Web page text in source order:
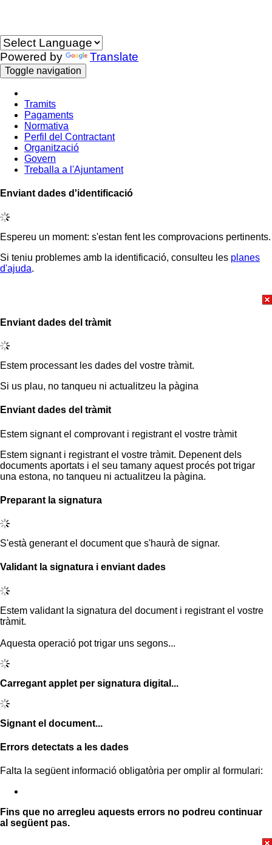
Powered by Translate
Toggle navigation
Tramits
Pagaments
Normativa
Perfil del Contractant
Organització
Govern
Treballa a l'Ajuntament
Enviant dades d'identificació
Espereu un moment: s'estan fent les comprovacions pertinents.
Si teniu problemes amb la identificació, consulteu les planes
d'ajuda.
Enviant dades del tràmit
Estem processant les dades del vostre tràmit.
Si us plau, no tanqueu ni actualitzeu la pàgina
Enviant dades del tràmit
Estem signant el comprovant i registrant el vostre tràmit
Estem signant i registrant el vostre tràmit. Depenent dels
documents aportats i el seu tamany aquest procés pot trigar
una estona, no tanqueu ni actualitzeu la pàgina.
Preparant la signatura
S'està generant el document que s'haurà de signar.
Validant la signatura i enviant dades
Estem validant la signatura del document i registrant el vostre
tràmit.
Aquesta operació pot trigar uns segons...
Carregant applet per signatura digital...
Signant el document...
Errors detectats a les dades
Falta la següent informació obligatòria per omplir al formulari:
Fins que no arregleu aquests errors no podreu continuar
al següent pas.